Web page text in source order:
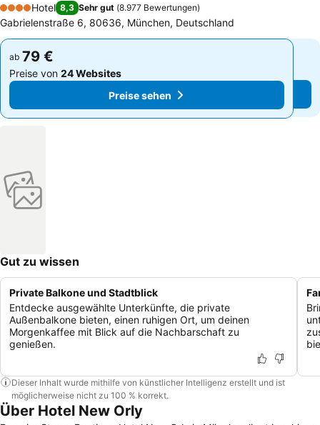
4 Sterne
Hotel 8,3 Sehr gut (8.977 Bewertungen)
Gabrielenstraße 6, 80636, München, Deutschland
ab 79 €
Preise von 24 Websites
Preise sehen
ab 79 €
Preise von 24 Websites
Preise sehen
Gut zu wissen
Private Balkone und Stadtblick
Entdecke ausgewählte Unterkünfte, die private
Außenbalkone bieten, einen ruhigen Ort, um deinen
Morgenkaffee mit Blick auf die Nachbarschaft zu
genießen.
Dieser Inhalt wurde mithilfe von künstlicher Intelligenz erstellt und ist
möglicherweise nicht zu 100 % korrekt.
Über Hotel New Orly